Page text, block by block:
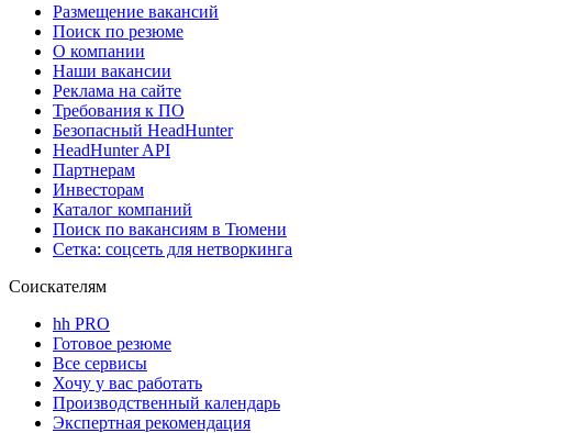
Размещение вакансий
Поиск по резюме
О компании
Наши вакансии
Реклама на сайте
Требования к ПО
Безопасный HeadHunter
HeadHunter API
Партнерам
Инвесторам
Каталог компаний
Поиск по вакансиям в Тюмени
Сетка: соцсеть для нетворкинга
Соискателям
hh PRO
Готовое резюме
Все сервисы
Хочу у вас работать
Производственный календарь
Экспертная рекомендация